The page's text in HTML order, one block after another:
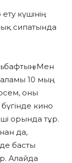
күшінің
сипатында
«Мен
10 мың,
оны
кино
орында тұр.
да,
басты
Алайда